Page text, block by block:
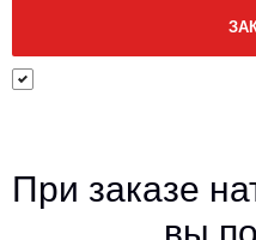
При заказе